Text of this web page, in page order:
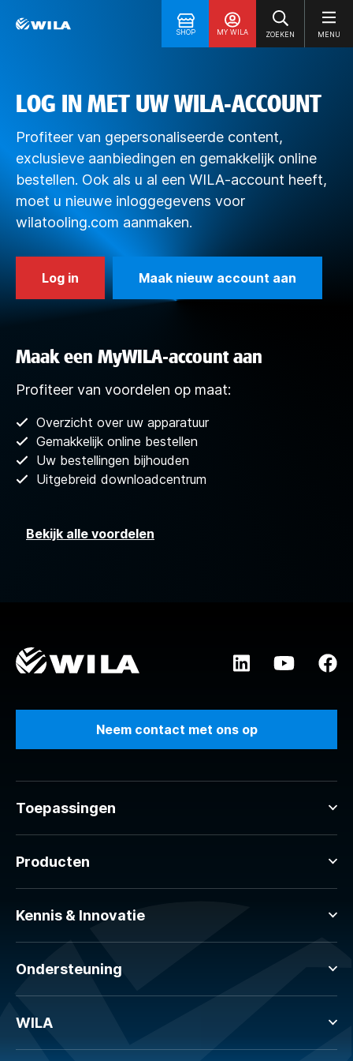
SHOP MY WILA ZOEKEN MENU
LOG IN MET UW WILA-ACCOUNT
Profiteer van gepersonaliseerde content,
exclusieve aanbiedingen en gemakkelijk online
bestellen. Ook als u al een WILA-account heeft,
moet u nieuwe inloggegevens voor
wilatooling.com aanmaken.
Log in Maak nieuw account aan
Maak een MyWILA-account aan
Profiteer van voordelen op maat:
Overzicht over uw apparatuur
Gemakkelijk online bestellen
Uw bestellingen bijhouden
Uitgebreid downloadcentrum
Bekijk alle voordelen
Neem contact met ons op
Toepassingen
Producten
Kennis & Innovatie
Ondersteuning
WILA